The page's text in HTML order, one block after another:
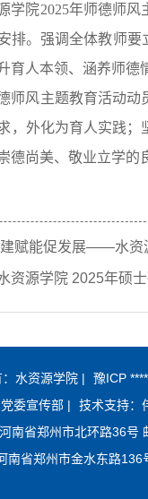
学院2025年师德师
排。强调全体教师
育人本领、涵养师
师风主题教育活动动
，外化为育人实践
德尚美、敬业立学的
赋能促发展——水资
资源学院 2025年硕
水资源学院 |
豫ICP
委宣传部 |
技术支持：
南省郑州市北环路36号
南省郑州市金水东路136